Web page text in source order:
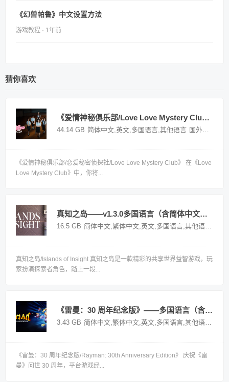
《幻兽帕鲁》中文设置方法
游戏教程 · 1年前
猜你喜欢
《爱情神秘俱乐部/Love Love Mystery Club》——Build 21623090多国语言（含简体中文）免安装解压即玩版
44.14 GB 简体中文,英文,多国语言,其他语言 国外游戏
《爱情神秘俱乐部/恋爱秘密侦探社/Love Love Mystery Club》 在《Love
Love Mystery Club》中，你将...
真知之岛——v1.3.0多国语言（含简体中文）免安装解压即玩版
16.5 GB 简体中文,繁体中文,英文,多国语言,其他语言
真知之岛/Islands of Insight 真知之岛是一款精彩的共享世界益智游戏，玩
家扮演探索者角色，踏上一段...
《雷曼：30 周年纪念版》——多国语言（含简体中文）免安装解压即玩版
3.43 GB 简体中文,繁体中文,英文,多国语言,其他语言
《雷曼：30 周年纪念版/Rayman: 30th Anniversary Edition》 庆祝《雷
曼》问世 30 周年，平台游戏经...